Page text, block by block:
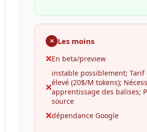
✕ Les moins
❌En beta/preview
❌
instable possiblement; Tarif
élevé (20$/M tokens);
apprentissage des balises;
source
❌dépendance Google